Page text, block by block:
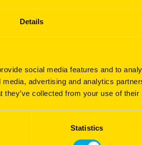
Details
social media features and to
advertising and analytics
they’ve collected from your use of
Statistics